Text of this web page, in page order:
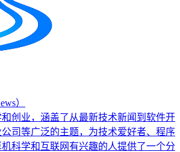
）
创业，涵盖了从最新技术新闻到软件开
司等广泛的主题，为技术爱好者、程序
科学和互联网有兴趣的人提供了一个分